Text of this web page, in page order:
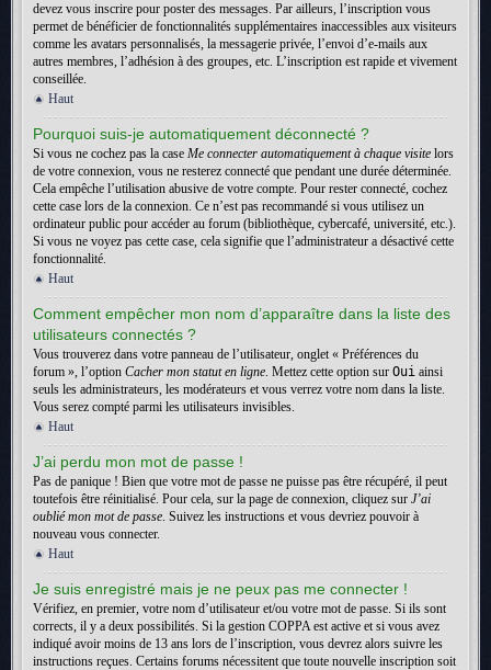
devez vous inscrire pour poster des messages. Par ailleurs, l’inscription vous
permet de bénéficier de fonctionnalités supplémentaires inaccessibles aux visiteurs
comme les avatars personnalisés, la messagerie privée, l’envoi d’e-mails aux
autres membres, l’adhésion à des groupes, etc. L’inscription est rapide et vivement
conseillée.
Haut
Pourquoi suis-je automatiquement déconnecté ?
Si vous ne cochez pas la case Me connecter automatiquement à chaque visite lors
de votre connexion, vous ne resterez connecté que pendant une durée déterminée.
Cela empêche l’utilisation abusive de votre compte. Pour rester connecté, cochez
cette case lors de la connexion. Ce n’est pas recommandé si vous utilisez un
ordinateur public pour accéder au forum (bibliothèque, cybercafé, université, etc.).
Si vous ne voyez pas cette case, cela signifie que l’administrateur a désactivé cette
fonctionnalité.
Haut
Comment empêcher mon nom d’apparaître dans la liste des
utilisateurs connectés ?
Vous trouverez dans votre panneau de l’utilisateur, onglet « Préférences du
forum », l’option Cacher mon statut en ligne. Mettez cette option sur Oui ainsi
seuls les administrateurs, les modérateurs et vous verrez votre nom dans la liste.
Vous serez compté parmi les utilisateurs invisibles.
Haut
J’ai perdu mon mot de passe !
Pas de panique ! Bien que votre mot de passe ne puisse pas être récupéré, il peut
toutefois être réinitialisé. Pour cela, sur la page de connexion, cliquez sur J’ai
oublié mon mot de passe. Suivez les instructions et vous devriez pouvoir à
nouveau vous connecter.
Haut
Je suis enregistré mais je ne peux pas me connecter !
Vérifiez, en premier, votre nom d’utilisateur et/ou votre mot de passe. Si ils sont
corrects, il y a deux possibilités. Si la gestion COPPA est active et si vous avez
indiqué avoir moins de 13 ans lors de l’inscription, vous devrez alors suivre les
instructions reçues. Certains forums nécessitent que toute nouvelle inscription soit